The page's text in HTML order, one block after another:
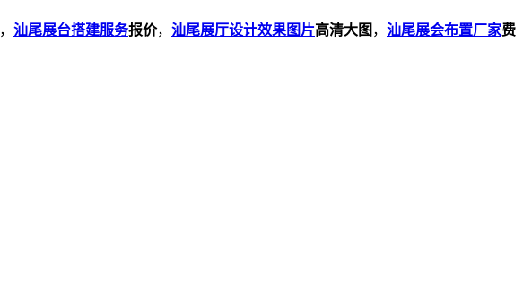
， 汕尾展台搭建服务报价， 汕尾展厅设计效果图片高清大图 ， 汕尾展会布置厂家费